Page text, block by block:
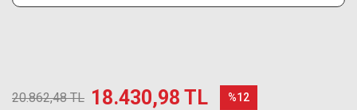
20.862,48 TL 18.430,98 TL %12